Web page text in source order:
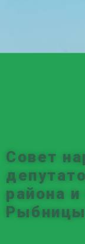
Совет
района и
Рыбницы